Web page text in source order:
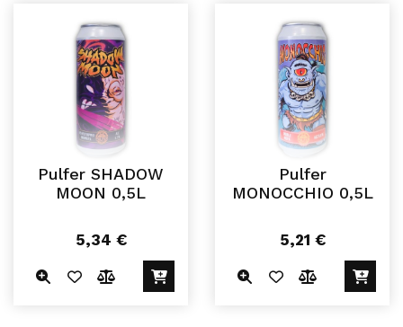
Pulfer SHADOW
MOON 0,5L
5,34 €
Pulfer
MONOCCHIO 0,5L
5,21 €